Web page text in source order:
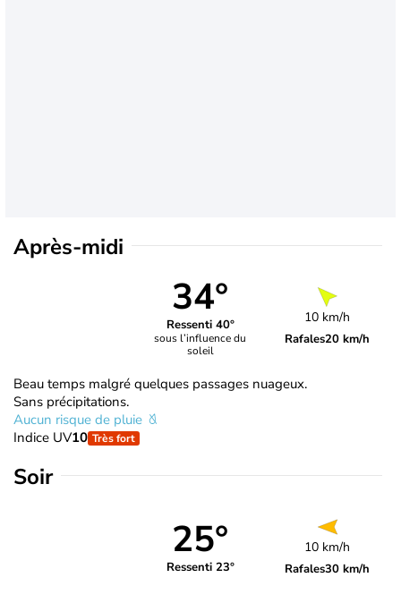
Après-midi
34°
Ressenti 40°
sous l’influence du
soleil
10 km/h
Rafales20 km/h
Beau temps malgré quelques passages nuageux.
Sans précipitations.
Aucun risque de pluie
Indice UV10 Très fort
Soir
25°
Ressenti 23°
10 km/h
Rafales30 km/h